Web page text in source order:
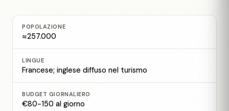
POPOLAZIONE
≈257.000
LINGUE
Francese; inglese diffuso nel turismo
BUDGET GIORNALIERO
€80-150 al giorno